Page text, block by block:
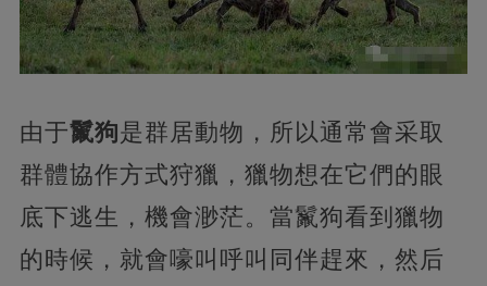
由于鬣狗是群居動物，所以通常會采取
群體協作方式狩獵，獵物想在它們的眼
底下逃生，機會渺茫。當鬣狗看到獵物
的時候，就會嚎叫呼叫同伴趕來，然后